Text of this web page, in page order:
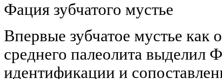
Фация зубчатого мустье
Впервые зубчатое мустье как
среднего палеолита выделил
идентификации и